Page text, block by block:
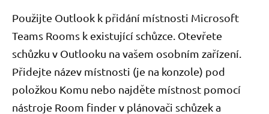
Použijte Outlook k přidání místnosti Microsoft
Teams Rooms k existující schůzce. Otevřete
schůzku v Outlooku na vašem osobním zařízení.
Přidejte název místnosti (je na konzole) pod
položkou Komu nebo najděte místnost pomocí
nástroje Room finder v plánovači schůzek a